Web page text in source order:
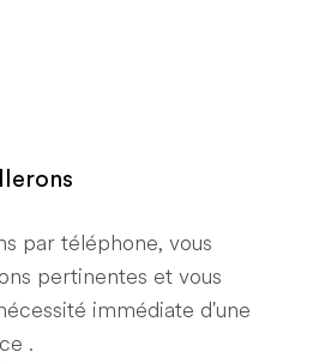
par téléphone, vous
pertinentes et vous
immédiate d'une
.